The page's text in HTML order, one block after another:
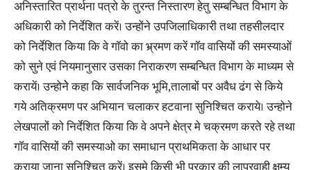
अनिस्तारित प्रार्थना पत्रो के तुरन्त निस्तारण हेतु सम्बन्धित विभाग के
अधिकारी को निर्देशित करें। उन्होंने उपजिलाधिकारी तथा तहसीलदार
को निर्देशित किया कि वे गाॅवो का भ्र्रमण करें गाॅव वासियों की समस्याओं
को सुने एवं नियमानुसार उसका निराकरण सम्बन्धित विभाग के माध्यम से
करायें। उन्होनेे कहा कि सार्वजनिक भूमि,तालाबों पर अवैध ढंग से किये
गये अतिक्रमण पर अभियान चलाकर हटवाना सुनिश्चित कराये। उन्होने
लेखपालों को निर्देशित किया कि वे अपने क्षेत्र मे चक्रमण करते रहे तथा
गाॅव वासियों की समस्याओ का समाधान प्राथमिकता के आधार पर